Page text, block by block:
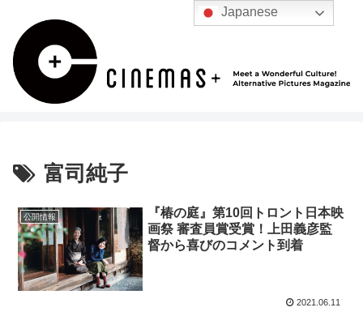
富司純子
公開情報
『椿の庭』第10回トロント日本映
画祭 審査員賞受賞！上田義彦監
督から喜びのコメント到着
2021.06.11
Japanese